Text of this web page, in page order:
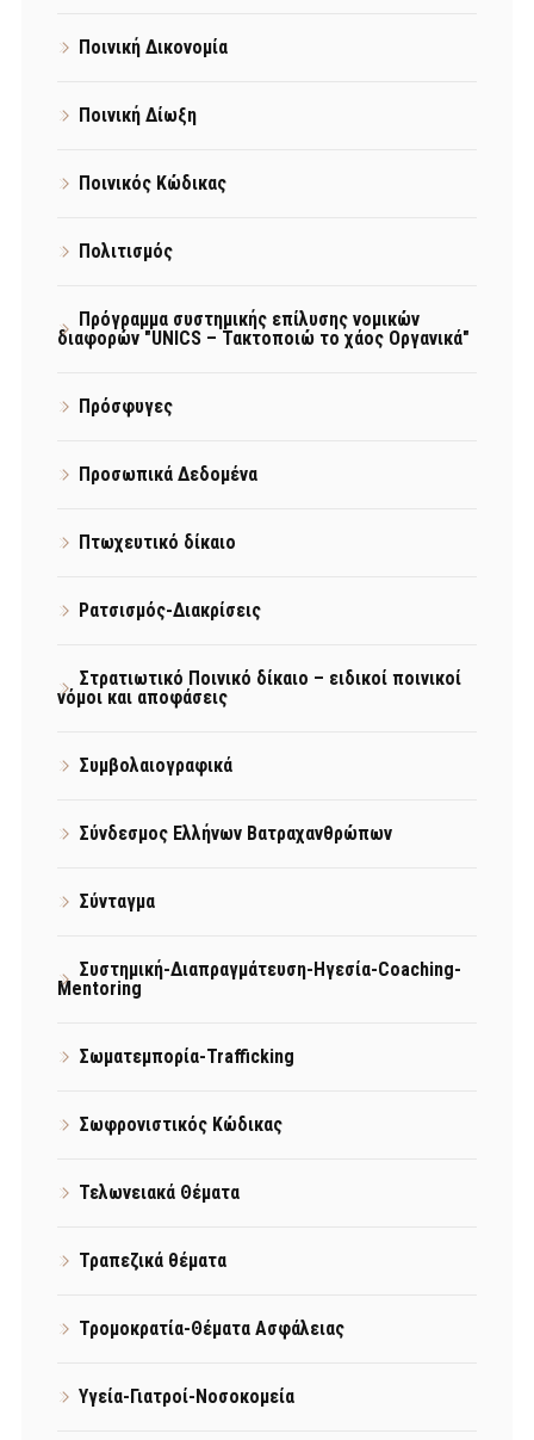
Ποινική Δικονομία
Ποινική Δίωξη
Ποινικός Κώδικας
Πολιτισμός
Πρόγραμμα συστημικής επίλυσης νομικών
διαφορών "UNICS – Τακτοποιώ το χάος Οργανικά"
Πρόσφυγες
Προσωπικά Δεδομένα
Πτωχευτικό δίκαιο
Ρατσισμός-Διακρίσεις
Στρατιωτικό Ποινικό δίκαιο – ειδικοί ποινικοί
νόμοι και αποφάσεις
Συμβολαιογραφικά
Σύνδεσμος Ελλήνων Βατραχανθρώπων
Σύνταγμα
Συστημική-Διαπραγμάτευση-Ηγεσία-Coaching-
Mentoring
Σωματεμπορία-Trafficking
Σωφρονιστικός Κώδικας
Τελωνειακά Θέματα
Τραπεζικά θέματα
Τρομοκρατία-Θέματα Ασφάλειας
Υγεία-Γιατροί-Νοσοκομεία